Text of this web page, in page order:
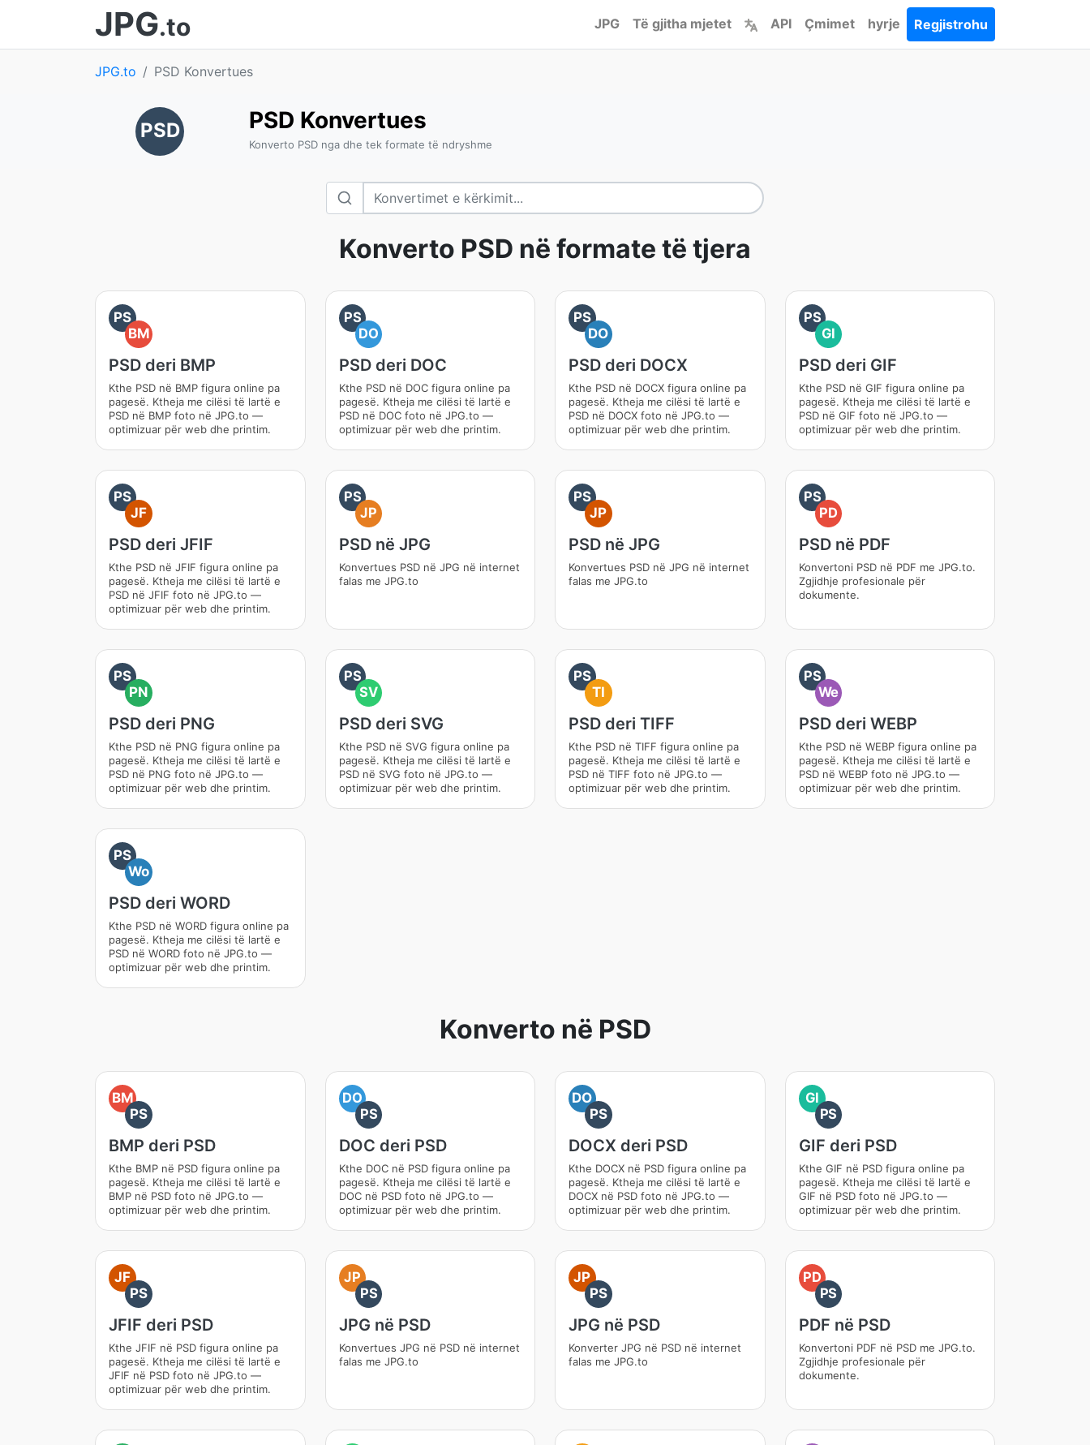
JPG.to JPG Të gjitha mjetet API Çmimet hyrje Regjistrohu
JPG.to PSD Konvertues
PSD PSD Konvertues
Konverto PSD nga dhe tek formate të ndryshme
Konverto PSD në formate të tjera
PS
BM
PSD deri BMP
Kthe PSD në BMP figura online pa
pagesë. Ktheja me cilësi të lartë e
PSD në BMP foto në JPG.to —
optimizuar për web dhe printim.
PS
DO
PSD deri DOC
Kthe PSD në DOC figura online pa
pagesë. Ktheja me cilësi të lartë e
PSD në DOC foto në JPG.to —
optimizuar për web dhe printim.
PS
DO
PSD deri DOCX
Kthe PSD në DOCX figura online pa
pagesë. Ktheja me cilësi të lartë e
PSD në DOCX foto në JPG.to —
optimizuar për web dhe printim.
PS
GI
PSD deri GIF
Kthe PSD në GIF figura online pa
pagesë. Ktheja me cilësi të lartë e
PSD në GIF foto në JPG.to —
optimizuar për web dhe printim.
PS
JF
PSD deri JFIF
Kthe PSD në JFIF figura online pa
pagesë. Ktheja me cilësi të lartë e
PSD në JFIF foto në JPG.to —
optimizuar për web dhe printim.
PS
JP
PSD në JPG
Konvertues PSD në JPG në internet
falas me JPG.to
PS
JP
PSD në JPG
Konvertues PSD në JPG në internet
falas me JPG.to
PS
PD
PSD në PDF
Konvertoni PSD në PDF me JPG.to.
Zgjidhje profesionale për
dokumente.
PS
PN
PSD deri PNG
Kthe PSD në PNG figura online pa
pagesë. Ktheja me cilësi të lartë e
PSD në PNG foto në JPG.to —
optimizuar për web dhe printim.
PS
SV
PSD deri SVG
Kthe PSD në SVG figura online pa
pagesë. Ktheja me cilësi të lartë e
PSD në SVG foto në JPG.to —
optimizuar për web dhe printim.
PS
TI
PSD deri TIFF
Kthe PSD në TIFF figura online pa
pagesë. Ktheja me cilësi të lartë e
PSD në TIFF foto në JPG.to —
optimizuar për web dhe printim.
PS
We
PSD deri WEBP
Kthe PSD në WEBP figura online pa
pagesë. Ktheja me cilësi të lartë e
PSD në WEBP foto në JPG.to —
optimizuar për web dhe printim.
PS
Wo
PSD deri WORD
Kthe PSD në WORD figura online pa
pagesë. Ktheja me cilësi të lartë e
PSD në WORD foto në JPG.to —
optimizuar për web dhe printim.
Konverto në PSD
BM
PS
BMP deri PSD
Kthe BMP në PSD figura online pa
pagesë. Ktheja me cilësi të lartë e
BMP në PSD foto në JPG.to —
optimizuar për web dhe printim.
DO
PS
DOC deri PSD
Kthe DOC në PSD figura online pa
pagesë. Ktheja me cilësi të lartë e
DOC në PSD foto në JPG.to —
optimizuar për web dhe printim.
DO
PS
DOCX deri PSD
Kthe DOCX në PSD figura online pa
pagesë. Ktheja me cilësi të lartë e
DOCX në PSD foto në JPG.to —
optimizuar për web dhe printim.
GI
PS
GIF deri PSD
Kthe GIF në PSD figura online pa
pagesë. Ktheja me cilësi të lartë e
GIF në PSD foto në JPG.to —
optimizuar për web dhe printim.
JF
PS
JFIF deri PSD
Kthe JFIF në PSD figura online pa
pagesë. Ktheja me cilësi të lartë e
JFIF në PSD foto në JPG.to —
optimizuar për web dhe printim.
JP
PS
JPG në PSD
Konvertues JPG në PSD në internet
falas me JPG.to
JP
PS
JPG në PSD
Konverter JPG në PSD në internet
falas me JPG.to
PD
PS
PDF në PSD
Konvertoni PDF në PSD me JPG.to.
Zgjidhje profesionale për
dokumente.